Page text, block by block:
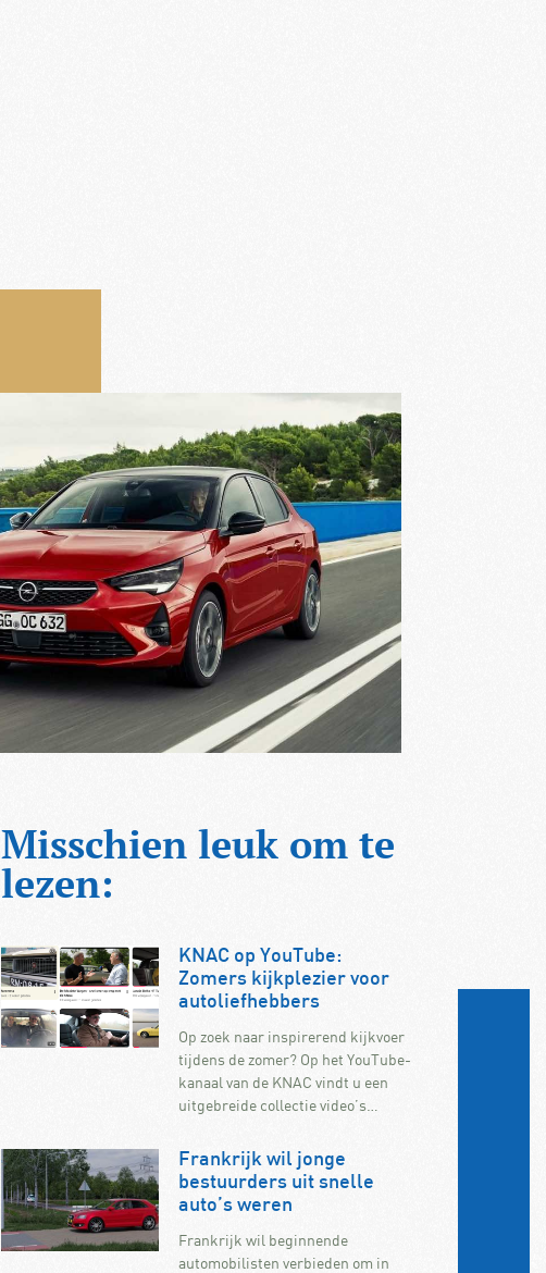
Misschien leuk om te
lezen:
KNAC op YouTube:
Zomers kijkplezier voor
autoliefhebbers
Op zoek naar inspirerend kijkvoer
tijdens de zomer? Op het YouTube-
kanaal van de KNAC vindt u een
uitgebreide collectie video’s…
Frankrijk wil jonge
bestuurders uit snelle
auto’s weren
Frankrijk wil beginnende
automobilisten verbieden om in